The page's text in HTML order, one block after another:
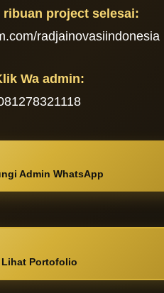
project selesai:
radjainovasiindonesia
Wa admin:
Admin WhatsApp
Lihat Portofolio